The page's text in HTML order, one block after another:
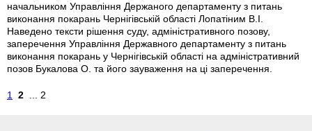
начальником Управління Держаного департаменту з питань
виконання покарань Чернігівській області Лопатіним В.І.
Наведено тексти рішення суду, адміністративного позову,
заперечення Управління Державного департаменту з питань
виконання покарань у Чернігівській області на адміністративний
позов Букалова О. та його зауваження на ці заперечення.
1 2 ... 2